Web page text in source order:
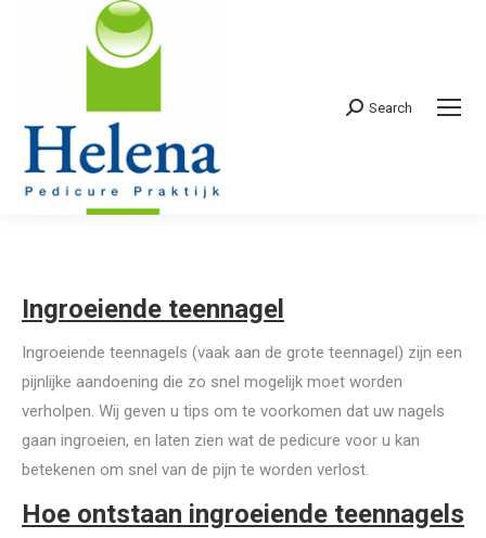
Search:
Search
Ingroeiende teennagel
Ingroeiende teennagels (vaak aan de grote teennagel) zijn een
pijnlijke aandoening die zo snel mogelijk moet worden
verholpen. Wij geven u tips om te voorkomen dat uw nagels
gaan ingroeien, en laten zien wat de pedicure voor u kan
betekenen om snel van de pijn te worden verlost.
Hoe ontstaan ingroeiende teennagels